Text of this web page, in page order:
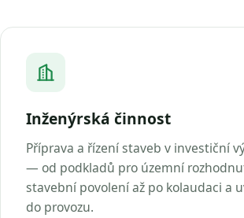
Inženýrská činnost
Příprava a řízení staveb v investiční
— od podkladů pro územní
stavební povolení až po kolaudaci a
do provozu.